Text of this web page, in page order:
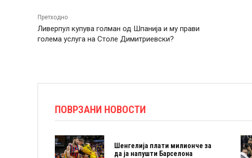
Претходно
Ливерпул купува голман од Шпанија и му прави
голема услуга на Столе Димитриевски?
ПОВРЗАНИ НОВОСТИ
Шенгелија плати милионче за
да ја напушти Барселона